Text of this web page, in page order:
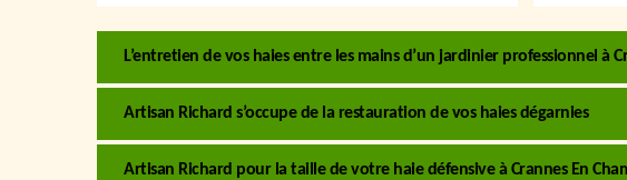
L’entretien de vos haies entre les mains d’un jardinier professionnel à
Artisan Richard s’occupe de la restauration de vos haies dégarnies
Artisan Richard pour la taille de votre haie défensive à Crannes En